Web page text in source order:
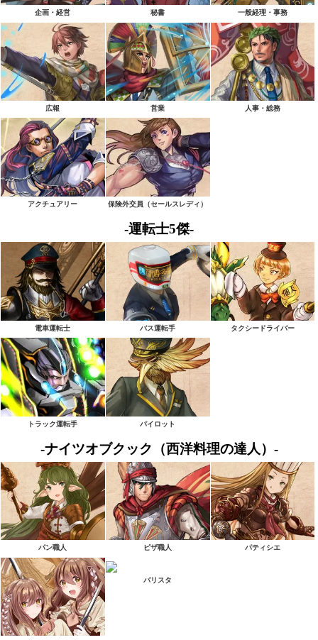
企画・経営 秘書 一般経理・事務
広報 営業 人事・総務
アクチュアリー 保険外交員（セールスレディ）
-運転士5傑-
電車運転士 バス運転手 タクシードライバー
トラック運転手 パイロット
-ナイツオブクック（西洋料理の達人）-
パン職人 ピザ職人 パティシエ
バリスタ